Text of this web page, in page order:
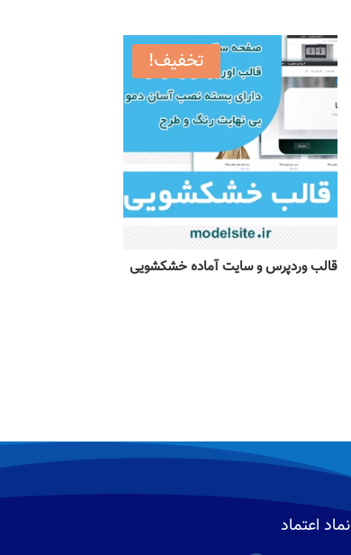
تخفیف!
قالب وردپرس و سایت آماده خشکشویی
نماد اعتماد